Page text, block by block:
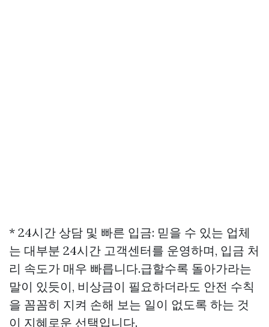
* 24시간 상담 및 빠른 입금: 믿을 수 있는 업체
는 대부분 24시간 고객센터를 운영하며, 입금 처
리 속도가 매우 빠릅니다.급할수록 돌아가라는
말이 있듯이, 비상금이 필요하더라도 안전 수칙
을 꼼꼼히 지켜 손해 보는 일이 없도록 하는 것
이 지혜로운 선택입니다.